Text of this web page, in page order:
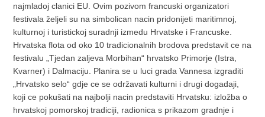
najmladoj clanici EU. Ovim pozivom francuski organizatori
festivala željeli su na simbolican nacin pridonijeti maritimnoj,
kulturnoj i turistickoj suradnji izmedu Hrvatske i Francuske.
Hrvatska flota od oko 10 tradicionalnih brodova predstavit ce na
festivalu „Tjedan zaljeva Morbihan“ hrvatsko Primorje (Istra,
Kvarner) i Dalmaciju. Planira se u luci grada Vannesa izgraditi
„Hrvatsko selo“ gdje ce se održavati kulturni i drugi dogadaji,
koji ce pokušati na najbolji nacin predstaviti Hrvatsku: izložba o
hrvatskoj pomorskoj tradiciji, radionica s prikazom gradnje i